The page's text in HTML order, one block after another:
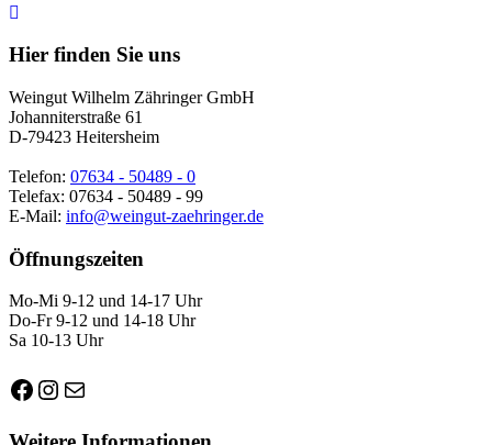
Hier finden Sie uns
Weingut Wilhelm Zähringer GmbH
Johanniterstraße 61
D-79423 Heitersheim
Telefon: 07634 - 50489 - 0
Telefax: 07634 - 50489 - 99
E-Mail: info@weingut-zaehringer.de
Öffnungszeiten
Mo-Mi 9-12 und 14-17 Uhr
Do-Fr 9-12 und 14-18 Uhr
Sa 10-13 Uhr
Facebook
Instagram
E-Mail